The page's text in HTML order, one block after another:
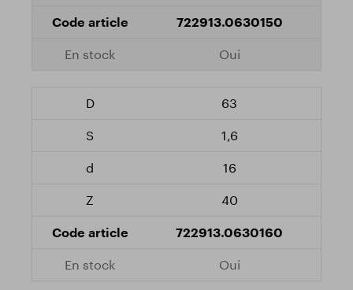
722913.0630150
Oui
63
1,6
16
40
722913.0630160
Oui